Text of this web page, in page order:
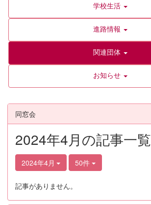
学校生活
進路情報
関連団体
お知らせ
同窓会
2024年4月の記事一覧
2024年4月 50件
記事がありません。